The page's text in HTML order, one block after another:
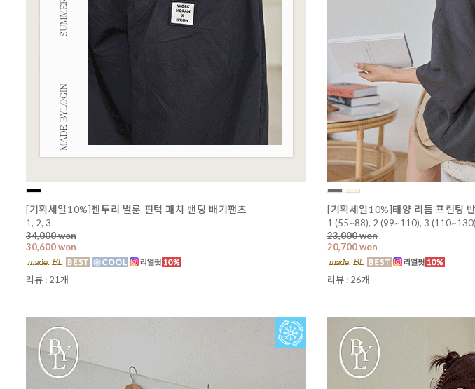
[기획세일10%]젠투리 벌룬 핀턱 패치 밴딩 배기팬츠
1, 2, 3
34,000 won
30,600 won
리뷰 : 21개
[기획세일10%]태양 리듬 프린팅
1 (55~88), 2 (99~110), 3 (110~130)
23,000 won
20,700 won
리뷰 : 26개